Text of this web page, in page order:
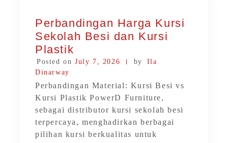
Perbandingan Harga Kursi
Sekolah Besi dan Kursi
Plastik
Posted on July 7, 2026 by
Ila
Dinarway
Perbandingan Material: Kursi Besi vs
Kursi Plastik PowerD Furniture,
sebagai distributor kursi sekolah besi
terpercaya, menghadirkan berbagai
pilihan kursi berkualitas untuk